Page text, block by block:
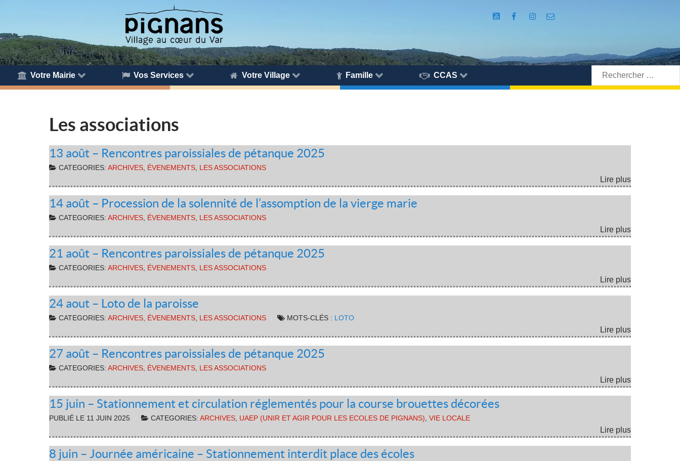
Votre Mairie Vos Services Votre Village Famille CCAS
Rechercher:
Les associations
13 août – Rencontres paroissiales de pétanque 2025
CATEGORIES: ARCHIVES ÉVENEMENTS LES ASSOCIATIONS
Lire plus
14 août – Procession de la solennité de l’assomption de la vierge marie
CATEGORIES: ARCHIVES ÉVENEMENTS LES ASSOCIATIONS
Lire plus
21 août – Rencontres paroissiales de pétanque 2025
CATEGORIES: ARCHIVES ÉVENEMENTS LES ASSOCIATIONS
Lire plus
24 aout – Loto de la paroisse
CATEGORIES: ARCHIVES ÉVENEMENTS LES ASSOCIATIONS MOTS-CLÉS : LOTO
Lire plus
27 août – Rencontres paroissiales de pétanque 2025
CATEGORIES: ARCHIVES ÉVENEMENTS LES ASSOCIATIONS
Lire plus
15 juin – Stationnement et circulation réglementés pour la course brouettes décorées
PUBLIÉ LE 11 JUIN 2025 CATEGORIES: ARCHIVES UAEP (UNIR ET AGIR POUR LES ECOLES DE PIGNANS) VIE LOCALE
Lire plus
8 juin – Journée américaine – Stationnement interdit place des écoles